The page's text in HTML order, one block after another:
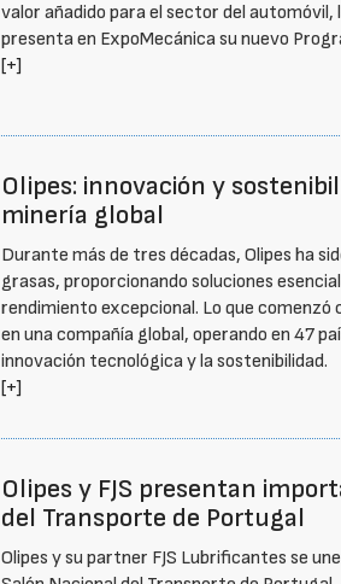
valor añadido para el sector del
presenta en ExpoMecánica su nuevo
[+]
Olipes: innovación y
minería global
Durante más de tres décadas, Olipes ha
grasas, proporcionando soluciones
rendimiento excepcional. Lo que
en una compañía global, operando en 47
innovación tecnológica y la sostenibilidad.
[+]
Olipes y FJS presentan
del Transporte de Portugal
Olipes y su partner FJS Lubrificantes se